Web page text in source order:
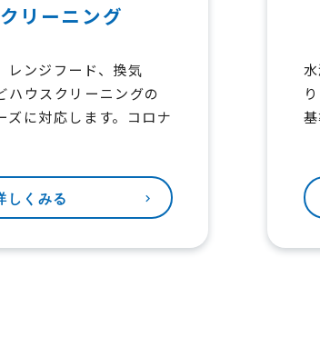
リーニング
レンジフード、換気
ハウスクリーニングの
ズに対応します。コロナ
しくみる